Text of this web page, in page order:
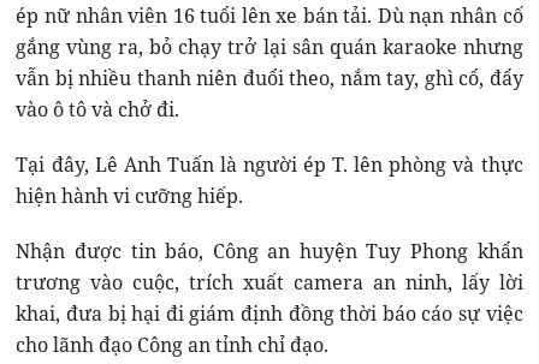
ép nữ nhân viên 16 tuổi lên xe bán tải. Dù nạn nhân cố
gắng vùng ra, bỏ chạy trở lại sân quán karaoke nhưng
vẫn bị nhiều thanh niên đuổi theo, nắm tay, ghì cổ, đẩy
vào ô tô và chở đi.
Tại đây, Lê Anh Tuấn là người ép T. lên phòng và thực
hiện hành vi cưỡng hiếp.
Nhận được tin báo, Công an huyện Tuy Phong khẩn
trương vào cuộc, trích xuất camera an ninh, lấy lời
khai, đưa bị hại đi giám định đồng thời báo cáo sự việc
cho lãnh đạo Công an tỉnh chỉ đạo.